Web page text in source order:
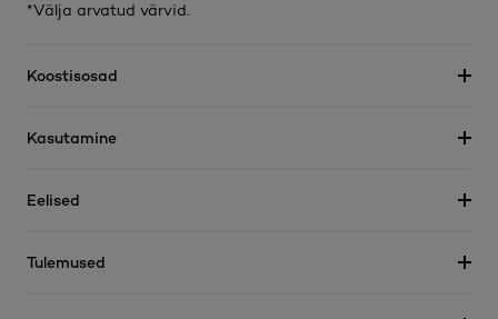
*Välja arvatud värvid.
Koostisosad
Kasutamine
Eelised
Tulemused